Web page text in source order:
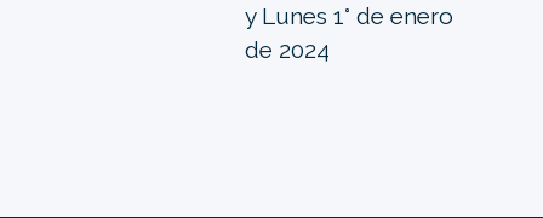
y Lunes 1° de enero
de 2024